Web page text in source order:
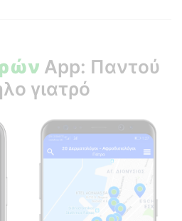
App: Παντού
γιατρό